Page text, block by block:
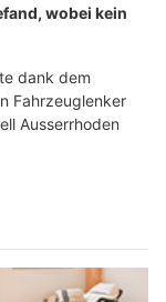
wobei kein
dank dem
Fahrzeuglenker
Ausserrhoden